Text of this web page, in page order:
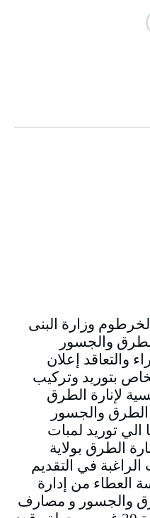
25م ولاية الخرطوم وزارة البنى
والجسور
والتعاقد إعلان
2025م والخاص بتوريد وتركيب
لإنارة الطرق
الطرق والجسور
توريد لمبات
الطرق بولاية
في التقديم
العطاء من إدارة
والجسور و مصارف